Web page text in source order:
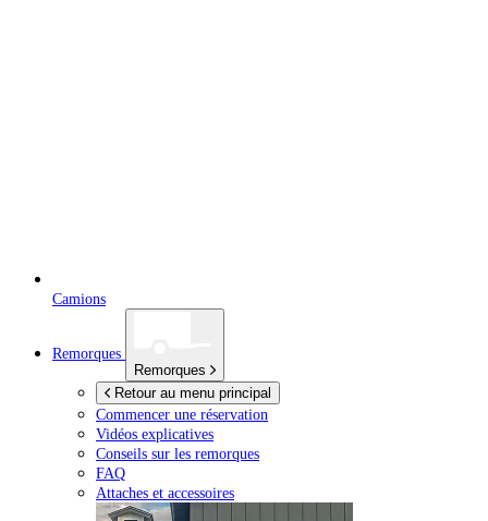
Camions
Remorques
Remorques
Retour au menu principal
Commencer une réservation
Vidéos explicatives
Conseils sur les remorques
FAQ
Attaches et accessoires